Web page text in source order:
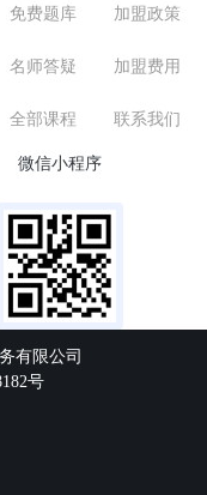
免费题库
名师答疑
全部课程
加盟政策
加盟费用
联系我们
微信小程序
有限公司
号